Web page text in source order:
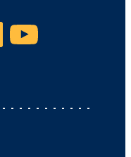
YouTube